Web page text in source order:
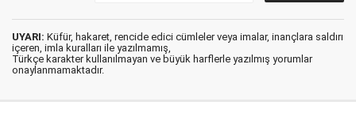
UYARI: Küfür, hakaret, rencide edici cümleler veya imalar, inançlara saldırı
içeren, imla kuralları ile yazılmamış,
Türkçe karakter kullanılmayan ve büyük harflerle yazılmış yorumlar
onaylanmamaktadır.